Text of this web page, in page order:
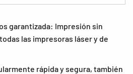
garantizada: Impresión sin
las impresoras láser y de
rápida y segura, también